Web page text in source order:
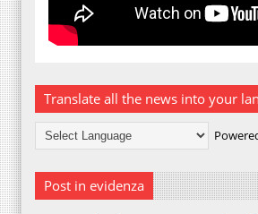
Translate all the news into your
Post in evidenza